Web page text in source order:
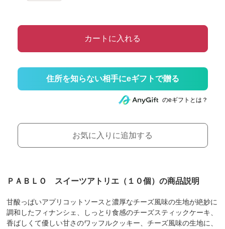
カートに入れる
住所を知らない相手にeギフトで贈る
のeギフトとは？
お気に入りに追加する
ＰＡＢＬＯ スイーツアトリエ（１０個）の商品説明
甘酸っぱいアプリコットソースと濃厚なチーズ風味の生地が絶妙に
調和したフィナンシェ、しっとり食感のチーズスティックケーキ、
香ばしくて優しい甘さのワッフルクッキー、チーズ風味の生地に、